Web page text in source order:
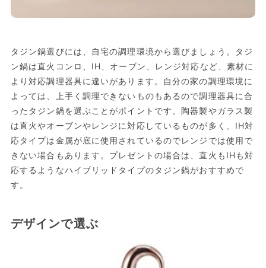
タジン鍋選びには、自宅の調理環境から選びましょう。タジ
ン鍋は直火コンロ、IH、オーブン、レンジ対応など、素材に
より対応調理器具に違いがあります。自分の家の調理環境に
よっては、上手く調理できないものもあるので調理器具に合
ったタジン鍋を選ぶことがポイントです。陶器製やガラス製
は直火やオーブンやレンジに対応しているものが多く、IH対
応タイプは金属が底に使用されているのでレンジでは使用で
きない場合もあります。プレゼントの場合は、直火もIHも対
応するようなハイブリッドタイプのタジン鍋がおすすめで
す。
デザインで選ぶ